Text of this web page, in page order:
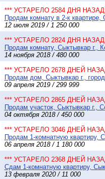
*** УСТАРЕЛО 2584 ДНЯ НАЗАД
Продам комнату в 2-к
12 июля 2019 / 1 250 000
*** УСТАРЕЛО 2824 ДНЯ НАЗАД
Продам комнату, Сыктывкар г.,
14 ноября 2018 / 480 000
*** УСТАРЕЛО 2678 ДНЕЙ
Продам дом, Сыктывкар г.,
09 апреля 2019 / 299 999
*** УСТАРЕЛО 2865 ДНЕЙ
Продам участок, Сыктывкар г.,
04 октября 2018 / 450 000
*** УСТАРЕЛО 3046 ДНЕЙ
Продам 1-комнатную квартиру,
06 апреля 2018 / 1 180 000
*** УСТАРЕЛО 2368 ДНЕЙ
Сдам 1-комнатную квартиру,
13 февраля 2020 / 11 000